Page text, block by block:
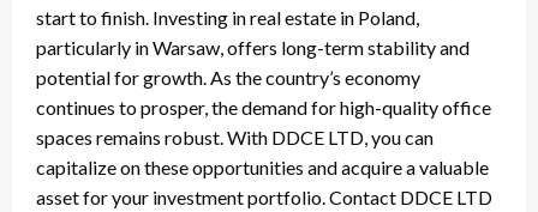
start to finish. Investing in real estate in Poland,
particularly in Warsaw, offers long-term stability and
potential for growth. As the country’s economy
continues to prosper, the demand for high-quality office
spaces remains robust. With DDCE LTD, you can
capitalize on these opportunities and acquire a valuable
asset for your investment portfolio. Contact DDCE LTD